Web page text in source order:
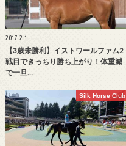
2017.2.1
【3歳未勝利】イストワールファム2
戦目できっちり勝ち上がり！体重減
で一旦…
Silk Horse Club